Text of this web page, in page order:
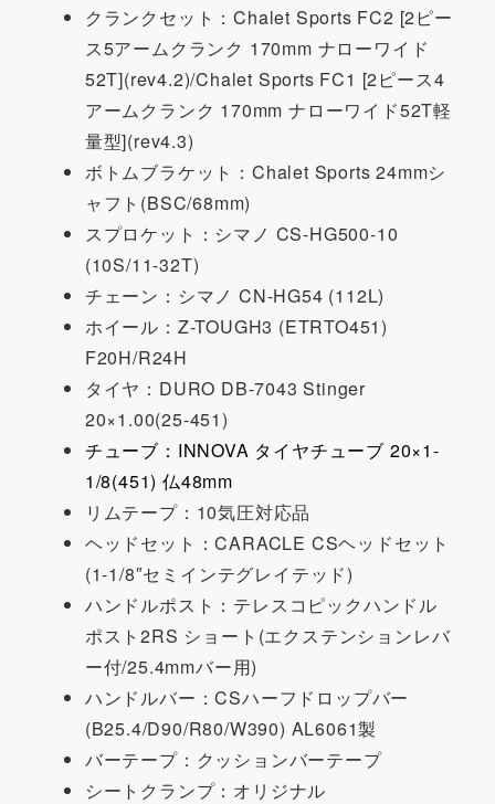
クランクセット：Chalet Sports FC2 [2ピー
ス5アームクランク 170mm ナローワイド
52T](rev4.2)/Chalet Sports FC1 [2ピース4
アームクランク 170mm ナローワイド52T軽
量型](rev4.3)
ボトムブラケット：Chalet Sports 24mmシ
ャフト(BSC/68mm)
スプロケット：シマノ CS-HG500-10
(10S/11-32T)
チェーン：シマノ CN-HG54 (112L)
ホイール：Z-TOUGH3 (ETRTO451)
F20H/R24H
タイヤ：DURO DB-7043 Stinger
20×1.00(25-451)
チューブ：INNOVA タイヤチューブ 20×1-
1/8(451) 仏48mm
リムテープ：10気圧対応品
ヘッドセット：CARACLE CSヘッドセット
(1-1/8″セミインテグレイテッド)
ハンドルポスト：テレスコピックハンドル
ポスト2RS ショート(エクステンションレバ
ー付/25.4mmバー用)
ハンドルバー：CSハーフドロップバー
(B25.4/D90/R80/W390) AL6061製
バーテープ：クッションバーテープ
シートクランプ：オリジナル